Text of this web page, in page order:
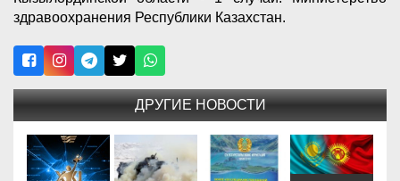
здравоохранения Республики Казахстан.
ДРУГИЕ НОВОСТИ